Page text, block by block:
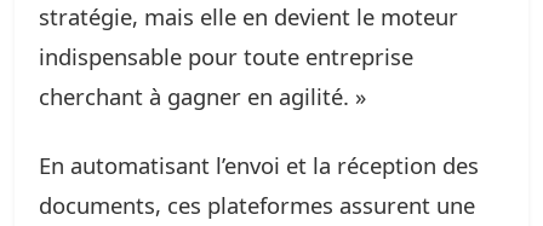
stratégie, mais elle en devient le moteur
indispensable pour toute entreprise
cherchant à gagner en agilité. »
En automatisant l’envoi et la réception des
documents, ces plateformes assurent une